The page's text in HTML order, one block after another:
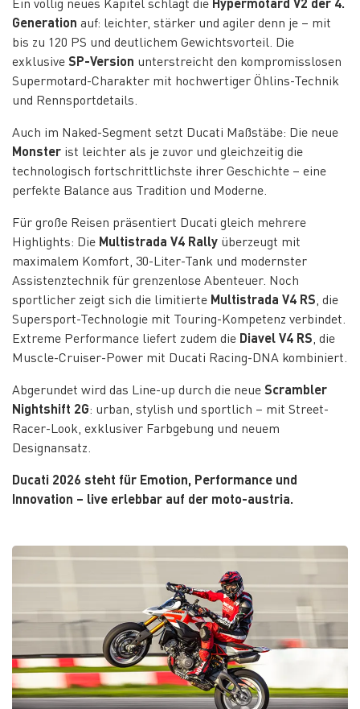
Ein völlig neues Kapitel schlägt die
Generation auf: leichter, stärker und agiler denn je – mit
bis zu 120 PS und deutlichem Gewichtsvorteil. Die
exklusive SP-Version unterstreicht den kompromisslosen
Supermotard-Charakter mit hochwertiger Öhlins-Technik
und Rennsportdetails.
Auch im Naked-Segment setzt Ducati Maßstäbe: Die neue
Monster ist leichter als je zuvor und gleichzeitig die
technologisch fortschrittlichste ihrer Geschichte – eine
perfekte Balance aus Tradition und Moderne.
Für große Reisen präsentiert Ducati gleich mehrere
Highlights: Die Multistrada V4 Rally überzeugt mit
maximalem Komfort, 30-Liter-Tank und modernster
Assistenztechnik für grenzenlose Abenteuer. Noch
sportlicher zeigt sich die limitierte Multistrada V4 RS, die
Supersport-Technologie mit Touring-Kompetenz verbindet.
Extreme Performance liefert zudem die Diavel V4 RS, die
Muscle-Cruiser-Power mit Ducati Racing-DNA kombiniert.
Abgerundet wird das Line-up durch die neue Scrambler
Nightshift 2G: urban, stylish und sportlich – mit Street-
Racer-Look, exklusiver Farbgebung und neuem
Designansatz.
Ducati 2026 steht für Emotion, Performance und
Innovation – live erlebbar auf der moto-austria.